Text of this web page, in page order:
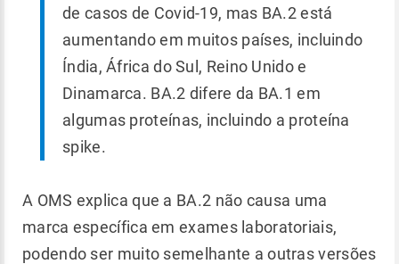
de casos de Covid-19, mas BA.2 está
aumentando em muitos países, incluindo
Índia, África do Sul, Reino Unido e
Dinamarca. BA.2 difere da BA.1 em
algumas proteínas, incluindo a proteína
spike.
A OMS explica que a BA.2 não causa uma
marca específica em exames laboratoriais,
podendo ser muito semelhante a outras versões